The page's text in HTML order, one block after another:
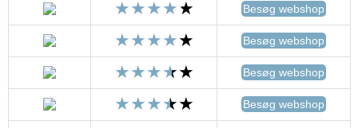
Besøg webshop
Besøg webshop
Besøg webshop
Besøg webshop